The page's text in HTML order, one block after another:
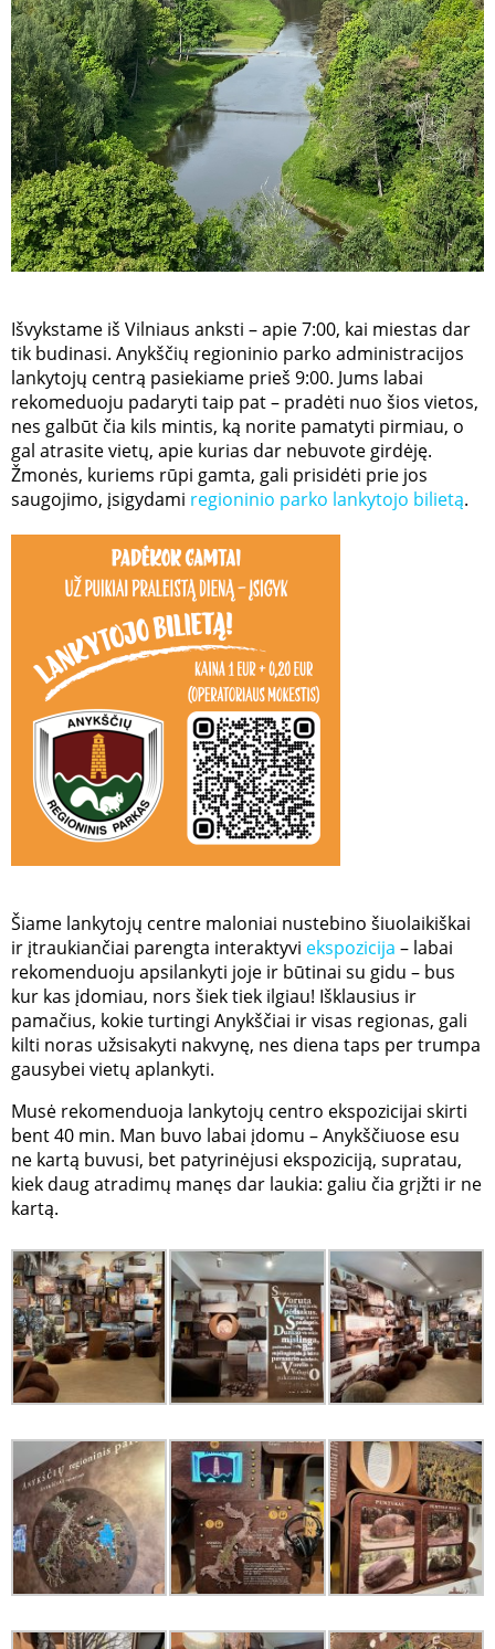
Išvykstame iš Vilniaus anksti – apie 7:00, kai miestas dar
tik budinasi. Anykščių regioninio parko administracijos
lankytojų centrą pasiekiame prieš 9:00. Jums labai
rekomeduoju padaryti taip pat – pradėti nuo šios vietos,
nes galbūt čia kils mintis, ką norite pamatyti pirmiau, o
gal atrasite vietų, apie kurias dar nebuvote girdėję.
Žmonės, kuriems rūpi gamta, gali prisidėti prie jos
saugojimo, įsigydami regioninio parko lankytojo bilietą.
Šiame lankytojų centre maloniai nustebino šiuolaikiškai
ir įtraukiančiai parengta interaktyvi ekspozicija – labai
rekomenduoju apsilankyti joje ir būtinai su gidu – bus
kur kas įdomiau, nors šiek tiek ilgiau! Išklausius ir
pamačius, kokie turtingi Anykščiai ir visas regionas, gali
kilti noras užsisakyti nakvynę, nes diena taps per trumpa
gausybei vietų aplankyti.
Musė rekomenduoja lankytojų centro ekspozicijai skirti
bent 40 min. Man buvo labai įdomu – Anykščiuose esu
ne kartą buvusi, bet patyrinėjusi ekspoziciją, supratau,
kiek daug atradimų manęs dar laukia: galiu čia grįžti ir ne
kartą.